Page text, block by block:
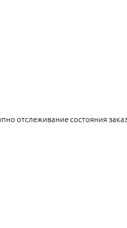
отслеживание состояния